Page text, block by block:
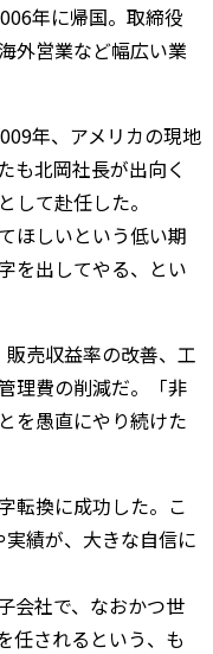
年に帰国。取締役
外営業など幅広い業
年、アメリカの現地
も北岡社長が出向く
して赴任した。
ほしいという低い期
を出してやる、とい
売収益率の改善、工
理費の削減だ。「非
を愚直にやり続けた
転換に成功した。こ
績が、大きな自信に
会社で、なおかつ世
任されるという、も